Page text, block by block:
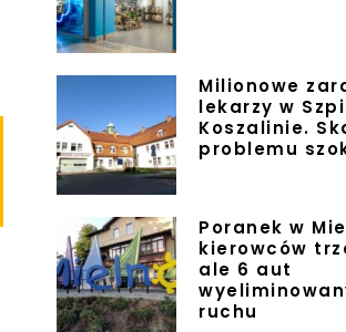
Milionowe
lekarzy w
Koszalinie.
problemu
Poranek w
kierowców
ale 6 aut
ruchu